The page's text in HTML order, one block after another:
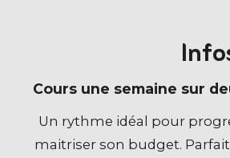
Cours une semaine sur
Un rythme idéal pour
maitriser son budget.